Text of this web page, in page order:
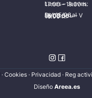
Lunes – Jueves: 17:00 – 19:30 h.
Del 15/06 al 15/09 de L – V de 08:00 – 15:00 h.
· Cookies· Privacidad · Reg
Diseño Areea.es